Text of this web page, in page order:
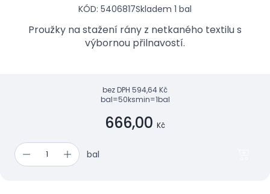
KÓD: 5406817Skladem 1 bal
Proužky na stažení rány z netkaného textilu s
výbornou přilnavostí.
bez DPH 594,64 Kč
bal=50ksmin=1bal
666,00 Kč
bal